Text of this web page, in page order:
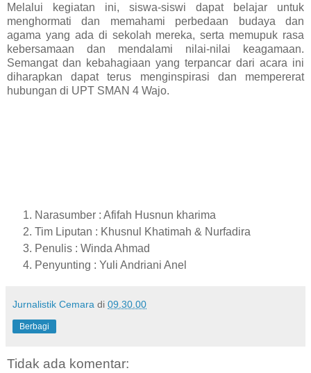
Melalui kegiatan ini, siswa-siswi dapat belajar untuk
menghormati dan memahami perbedaan budaya dan
agama yang ada di sekolah mereka, serta memupuk rasa
kebersamaan dan mendalami nilai-nilai keagamaan.
Semangat dan kebahagiaan yang terpancar dari acara ini
diharapkan dapat terus menginspirasi dan mempererat
hubungan di UPT SMAN 4 Wajo.
Narasumber : Afifah Husnun kharima
Tim Liputan : Khusnul Khatimah & Nurfadira
Penulis : Winda Ahmad
Penyunting : Yuli Andriani Anel
Jurnalistik Cemara di 09.30.00
Berbagi
Tidak ada komentar: